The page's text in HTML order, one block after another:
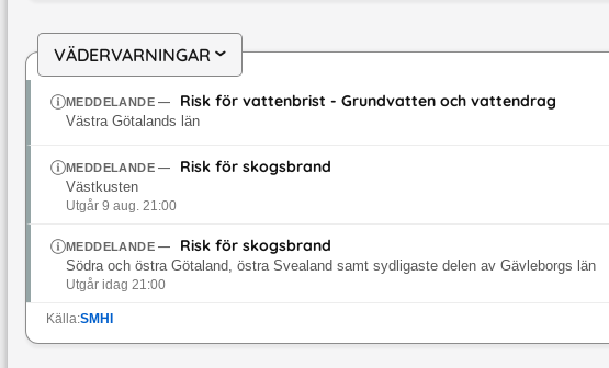
VÄDERVARNINGAR›
MEDDELANDE — Risk för vattenbrist - Grundvatten och vattendrag
Västra Götalands län
MEDDELANDE — Risk för skogsbrand
Västkusten
Utgår 9 aug. 21:00
MEDDELANDE — Risk för skogsbrand
Södra och östra Götaland, östra Svealand samt sydligaste delen av Gävleborgs län
Utgår idag 21:00
Källa:SMHI